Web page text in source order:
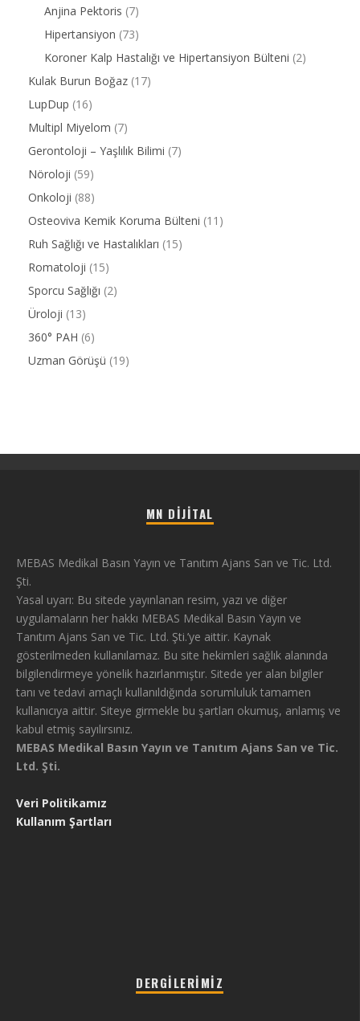
Anjina Pektoris (7)
Hipertansiyon (73)
Koroner Kalp Hastalığı ve Hipertansiyon Bülteni (2)
Kulak Burun Boğaz (17)
LupDup (16)
Multipl Miyelom (7)
Gerontoloji – Yaşlılık Bilimi (7)
Nöroloji (59)
Onkoloji (88)
Osteoviva Kemik Koruma Bülteni (11)
Ruh Sağlığı ve Hastalıkları (15)
Romatoloji (15)
Sporcu Sağlığı (2)
Üroloji (13)
360° PAH (6)
Uzman Görüşü (19)
MN DIJITAL
MEBAS Medikal Basın Yayın ve Tanıtım Ajans San ve Tic. Ltd.
Şti.
Yasal uyarı: Bu sitede yayınlanan resim, yazı ve diğer
uygulamaların her hakkı MEBAS Medikal Basın Yayın ve
Tanıtım Ajans San ve Tic. Ltd. Şti.’ye aittir. Kaynak
gösterilmeden kullanılamaz. Bu site hekimleri sağlık alanında
bilgilendirmeye yönelik hazırlanmıştır. Sitede yer alan bilgiler
tanı ve tedavi amaçlı kullanıldığında sorumluluk tamamen
kullanıcıya aittir. Siteye girmekle bu şartları okumuş, anlamış ve
kabul etmiş sayılırsınız.
MEBAS Medikal Basın Yayın ve Tanıtım Ajans San ve Tic.
Ltd. Şti.
Veri Politikamız
Kullanım Şartları
DERGILERIMIZ